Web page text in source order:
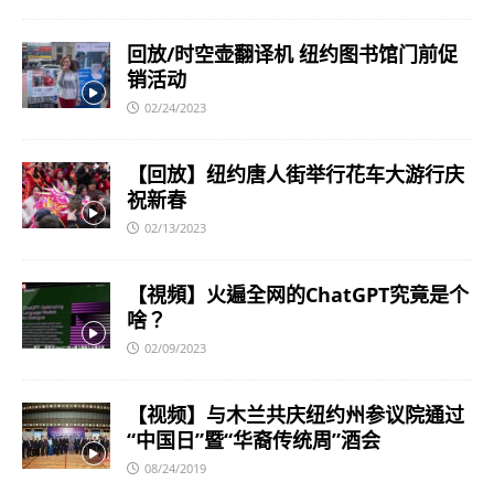
回放/时空壶翻译机 纽约图书馆门前促
销活动
02/24/2023
【回放】纽约唐人街举行花车大游行庆
祝新春
02/13/2023
【視頻】火遍全网的ChatGPT究竟是个
啥？
02/09/2023
【视频】与木兰共庆纽约州参议院通过
“中国日”暨“华裔传统周”酒会
08/24/2019